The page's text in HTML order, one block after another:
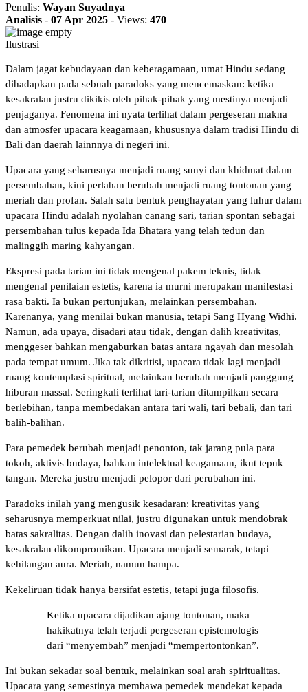
Penulis: Wayan Suyadnya
Analisis - 07 Apr 2025 - Views: 470
Ilustrasi
Dalam jagat kebudayaan dan keberagamaan, umat Hindu sedang
dihadapkan pada sebuah paradoks yang mencemaskan: ketika
kesakralan justru dikikis oleh pihak-pihak yang mestinya menjadi
penjaganya. Fenomena ini nyata terlihat dalam pergeseran makna
dan atmosfer upacara keagamaan, khususnya dalam tradisi Hindu di
Bali dan daerah lainnnya di negeri ini.
Upacara yang seharusnya menjadi ruang sunyi dan khidmat dalam
persembahan, kini perlahan berubah menjadi ruang tontonan yang
meriah dan profan. Salah satu bentuk penghayatan yang luhur dalam
upacara Hindu adalah nyolahan canang sari, tarian spontan sebagai
persembahan tulus kepada Ida Bhatara yang telah tedun dan
malinggih maring kahyangan.
Ekspresi pada tarian ini tidak mengenal pakem teknis, tidak
mengenal penilaian estetis, karena ia murni merupakan manifestasi
rasa bakti. Ia bukan pertunjukan, melainkan persembahan.
Karenanya, yang menilai bukan manusia, tetapi Sang Hyang Widhi.
Namun, ada upaya, disadari atau tidak, dengan dalih kreativitas,
menggeser bahkan mengaburkan batas antara ngayah dan mesolah
pada tempat umum. Jika tak dikritisi, upacara tidak lagi menjadi
ruang kontemplasi spiritual, melainkan berubah menjadi panggung
hiburan massal. Seringkali terlihat tari-tarian ditampilkan secara
berlebihan, tanpa membedakan antara tari wali, tari bebali, dan tari
balih-balihan.
Para pemedek berubah menjadi penonton, tak jarang pula para
tokoh, aktivis budaya, bahkan intelektual keagamaan, ikut tepuk
tangan. Mereka justru menjadi pelopor dari perubahan ini.
Paradoks inilah yang mengusik kesadaran: kreativitas yang
seharusnya memperkuat nilai, justru digunakan untuk mendobrak
batas sakralitas. Dengan dalih inovasi dan pelestarian budaya,
kesakralan dikompromikan. Upacara menjadi semarak, tetapi
kehilangan aura. Meriah, namun hampa.
Kekeliruan tidak hanya bersifat estetis, tetapi juga filosofis.
Ketika upacara dijadikan ajang tontonan, maka
hakikatnya telah terjadi pergeseran epistemologis
dari “menyembah” menjadi “mempertontonkan”.
Ini bukan sekadar soal bentuk, melainkan soal arah spiritualitas.
Upacara yang semestinya membawa pemedek mendekat kepada